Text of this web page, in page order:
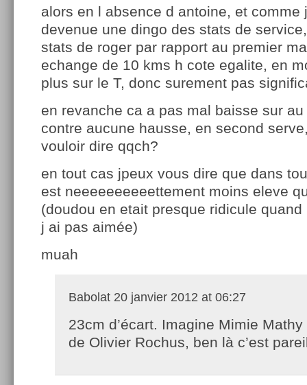
alors en l absence d antoine, et comme
devenue une dingo des stats de
stats de roger par rapport au premier
echange de 10 kms h cote egalite, en
plus sur le T, donc surement pas
en revanche ca a pas mal baisse sur
contre aucune hausse, en second
vouloir dire qqch?
en tout cas jpeux vous dire que dans
est neeeeeeeeeettement moins eleve
(doudou en etait presque ridicule
j ai pas aimée)
muah
Babolat 20 janvier 2012 at 06:27
23cm d’écart. Imagine Mimie
de Olivier Rochus, ben là c’est